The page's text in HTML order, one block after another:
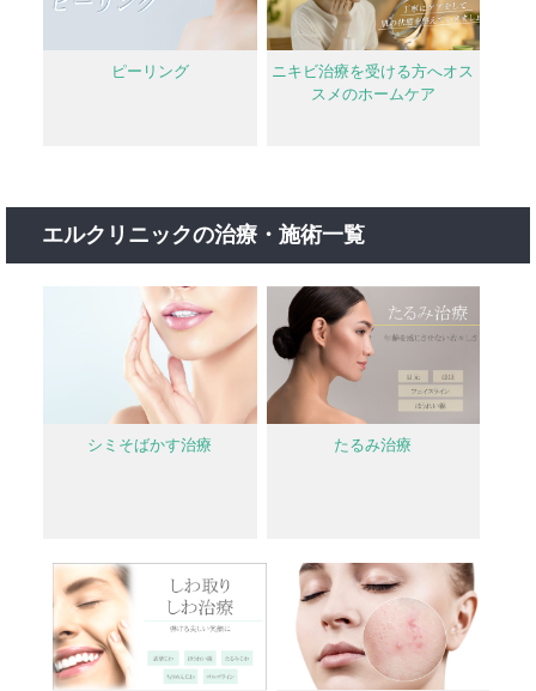
ピーリング
ニキビ治療を受ける方へオス
スメのホームケア
エルクリニックの治療・施術一覧
シミそばかす治療 たるみ治療